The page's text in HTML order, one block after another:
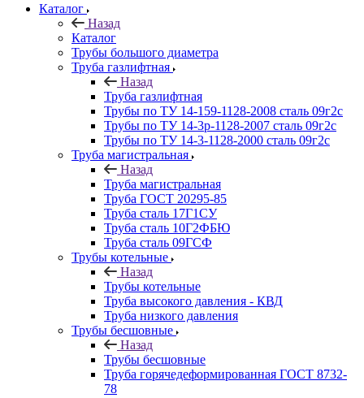
Каталог
Назад
Каталог
Трубы большого диаметра
Труба газлифтная
Назад
Труба газлифтная
Трубы по ТУ 14-159-1128-2008 сталь 09г2с
Трубы по ТУ 14-3р-1128-2007 сталь 09г2с
Трубы по ТУ 14-3-1128-2000 сталь 09г2с
Труба магистральная
Назад
Труба магистральная
Труба ГОСТ 20295-85
Труба сталь 17Г1СУ
Труба сталь 10Г2ФБЮ
Труба сталь 09ГСФ
Трубы котельные
Назад
Трубы котельные
Труба высокого давления - КВД
Труба низкого давления
Трубы бесшовные
Назад
Трубы бесшовные
Труба горячедеформированная ГОСТ 8732-
78